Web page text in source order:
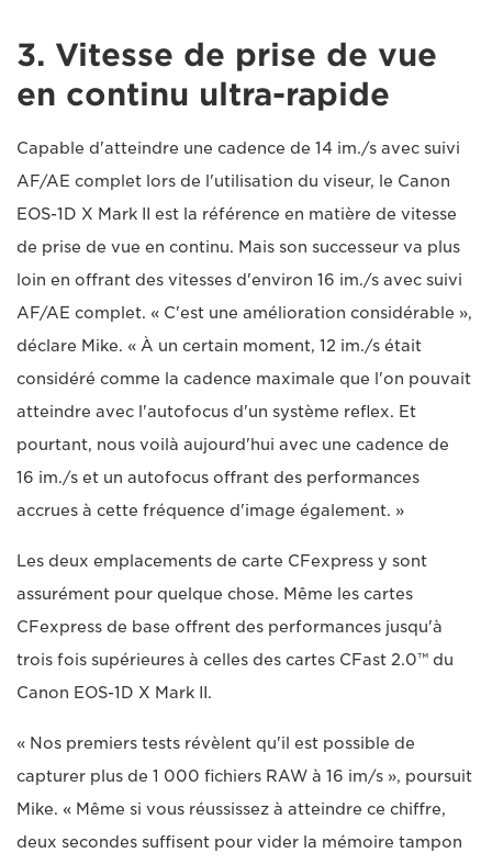
3. Vitesse de prise de vue
en continu ultra-rapide
Capable d'atteindre une cadence de 14 im./s avec suivi
AF/AE complet lors de l'utilisation du viseur, le Canon
EOS-1D X Mark II est la référence en matière de vitesse
de prise de vue en continu. Mais son successeur va plus
loin en offrant des vitesses d'environ 16 im./s avec suivi
AF/AE complet. « C'est une amélioration considérable »,
déclare Mike. « À un certain moment, 12 im./s était
considéré comme la cadence maximale que l'on pouvait
atteindre avec l'autofocus d'un système reflex. Et
pourtant, nous voilà aujourd'hui avec une cadence de
16 im./s et un autofocus offrant des performances
accrues à cette fréquence d'image également. »
Les deux emplacements de carte CFexpress y sont
assurément pour quelque chose. Même les cartes
CFexpress de base offrent des performances jusqu'à
trois fois supérieures à celles des cartes CFast 2.0™ du
Canon EOS-1D X Mark II.
« Nos premiers tests révèlent qu'il est possible de
capturer plus de 1 000 fichiers RAW à 16 im/s », poursuit
Mike. « Même si vous réussissez à atteindre ce chiffre,
deux secondes suffisent pour vider la mémoire tampon